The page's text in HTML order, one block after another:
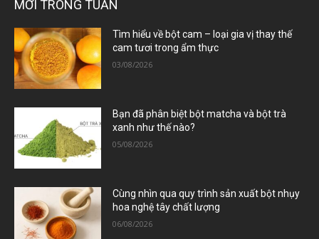
MỚI TRONG TUẦN
Tìm hiểu về bột cam – loại gia vị thay thế
cam tươi trong ẩm thực
03/08/2026
Bạn đã phân biệt bột matcha và bột trà
xanh như thế nào?
05/08/2026
Cùng nhìn qua quy trình sản xuất bột nhụy
hoa nghệ tây chất lượng
06/08/2026